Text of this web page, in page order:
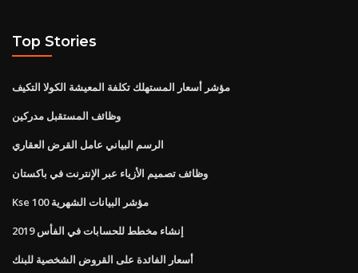
Top Stories
مؤشر أسعار المستهلك تكلفة المعيشة الكولا التكيف
وظائف المستقبل مدركين
الرسم البياني عامل القرض العقاري
وظائف تصميم الأزياء عبر الإنترنت في باكستان
Kse 100 مؤشر البيانات الشهرية
إنشاء مخطط للحسابات في الفأس 2019
أسعار الفائدة على القروض الشخصية للبنك